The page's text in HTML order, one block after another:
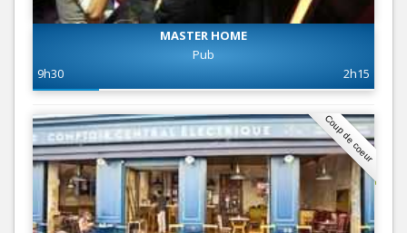
MASTER HOME
Pub
9h30
2h15
Coup de coeur